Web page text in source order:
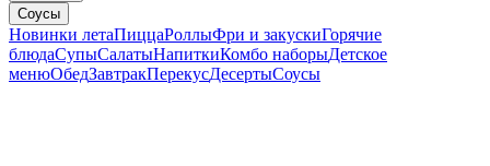
Соусы
Новинки летаПиццаРоллыФри и закускиГорячие
блюдаСупыСалатыНапиткиКомбо наборыДетское
менюОбедЗавтракПерекусДесертыСоусы